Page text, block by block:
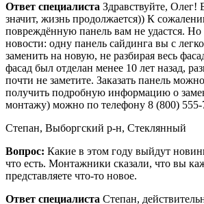
Ответ специалиста Здравствуйте, Олег!
значит, жизнь продолжается)) К
повреждённую панель вам не удастся. Но
новости: одну панель сайдинга вы с
заменить на новую, не разбирая весь
фасад был отделан менее 10 лет назад,
почти не заметите. Заказать панель
получить подробную информацию о
монтажу) можно по телефону 8 (800) 555-
Степан, Выборгский р-н, Стеклянный
Вопрос: Какие в этом году выйдут
что есть. Монтажники сказали, что вы
представляете что-то новое.
Ответ специалиста Степан,